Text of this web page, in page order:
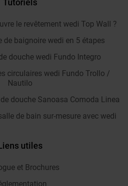
Tutoriels
le revêtement wedi Top Wall ?
de baignoire wedi en 5 étapes
douche wedi Fundo Integro
circulaires wedi Fundo Trollo /
Nautilo
douche Sanoasa Comoda Linea
de bain sur-mesure avec wedi
utiles
et Brochures